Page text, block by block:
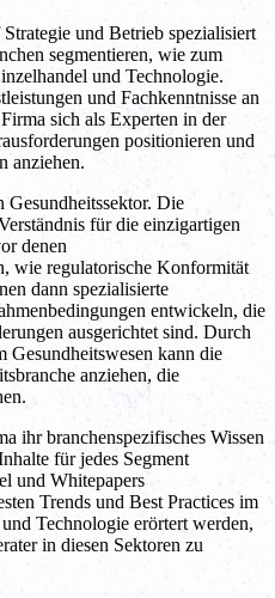
und Betrieb spezialisiert
segmentieren, wie zum
und Technologie.
und Fachkenntnisse an
sich als Experten in der
positionieren und
anziehen.
Gesundheitssektor. Die
für die einzigartigen
denen
wie regulatorische Konformität
dann spezialisierte
entwickeln, die
ausgerichtet sind. Durch
Gesundheitswesen kann die
anziehen, die
ihr branchenspezifisches Wissen
für jedes Segment
und Whitepapers
Trends und Best Practices im
Technologie erörtert werden,
in diesen Sektoren zu